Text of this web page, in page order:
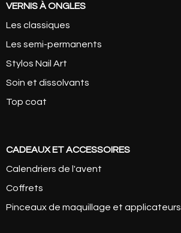
VERNIS À ONGLES
Les classiques
Les semi-permanents
Stylos Nail Art
Soin et dissolvants
Top coat
CADEAUX ET ACCESSOIRES
Calendriers de l'avent
Coffrets
Pinceaux de maquillage et applicateurs